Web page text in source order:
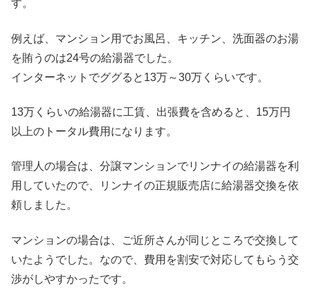
す。
例えば、マンション用でお風呂、キッチン、洗面器のお湯
を賄うのは24号の給湯器でした。
インターネットでググると13万～30万くらいです。
13万くらいの給湯器に工賃、出張費を含めると、15万円
以上のトータル費用になります。
管理人の場合は、分譲マンションでリンナイの給湯器を利
用していたので、リンナイの正規販売店に給湯器交換を依
頼しました。
マンションの場合は、ご近所さんが同じところで交換して
いたようでした。なので、費用を割安で対応してもらう交
渉がしやすかったです。